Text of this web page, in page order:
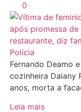
0
Polícia
Fernando Deamo
cozinheira Daiany
anos, morta a
Leia mais